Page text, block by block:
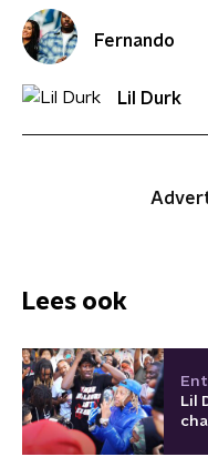
Fernando
Lil Durk
Lees ook
Lil